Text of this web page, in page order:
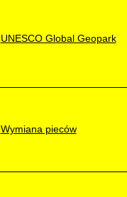
UNESCO Global Geopark
Wymiana pieców